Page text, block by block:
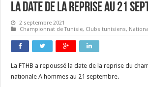
la date de la reprise au 21
2 septembre 2021
Championnat de Tunisie, Clubs tunisiens,
La FTHB a repoussé la date de la reprise du
nationale A hommes au 21 septembre.